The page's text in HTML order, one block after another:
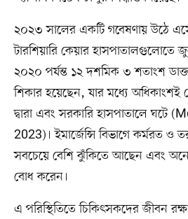
২০২৩ সালের একটি গবেষণায় উঠে
টারশিয়ারি কেয়ার
২০২০ পর্যন্ত ১২ দশমিক ৩ শতাংশ
শিকার হয়েছেন, যার মধ্যে অধিকাংশই
দ্বারা এবং সরকারি হাসপাতালে
2023)। ইমার্জেন্সি বিভাগে কর্মরত ও
সবচেয়ে বেশি ঝুঁকিতে আছেন এবং
বোধ করেন।
এ পরিস্থিতিতে চিকিৎসকদের জীবন